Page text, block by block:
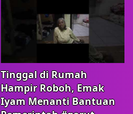
Tinggal di Rumah
Hampir Roboh, Emak
Iyam Menanti Bantuan